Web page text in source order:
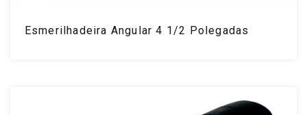
Esmerilhadeira Angular 4 1/2 Polegadas